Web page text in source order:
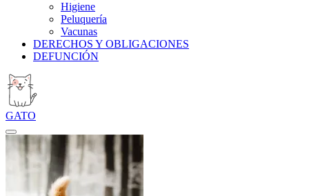
Higiene
Peluquería
Vacunas
DERECHOS Y OBLIGACIONES
DEFUNCIÓN
GATO